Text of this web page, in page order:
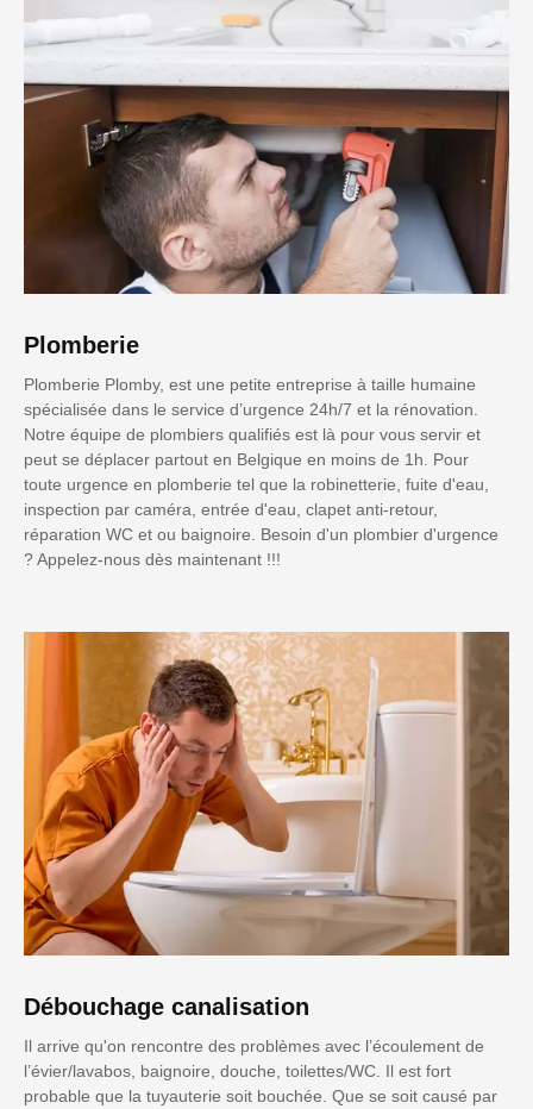
Plomberie
Plomberie Plomby, est une petite entreprise à taille humaine
spécialisée dans le service d’urgence 24h/7 et la rénovation.
Notre équipe de plombiers qualifiés est là pour vous servir et
peut se déplacer partout en Belgique en moins de 1h. Pour
toute urgence en plomberie tel que la robinetterie, fuite d'eau,
inspection par caméra, entrée d'eau, clapet anti-retour,
réparation WC et ou baignoire. Besoin d'un plombier d'urgence
? Appelez-nous dès maintenant !!!
Débouchage canalisation
Il arrive qu'on rencontre des problèmes avec l’écoulement de
l’évier/lavabos, baignoire, douche, toilettes/WC. Il est fort
probable que la tuyauterie soit bouchée. Que se soit causé par